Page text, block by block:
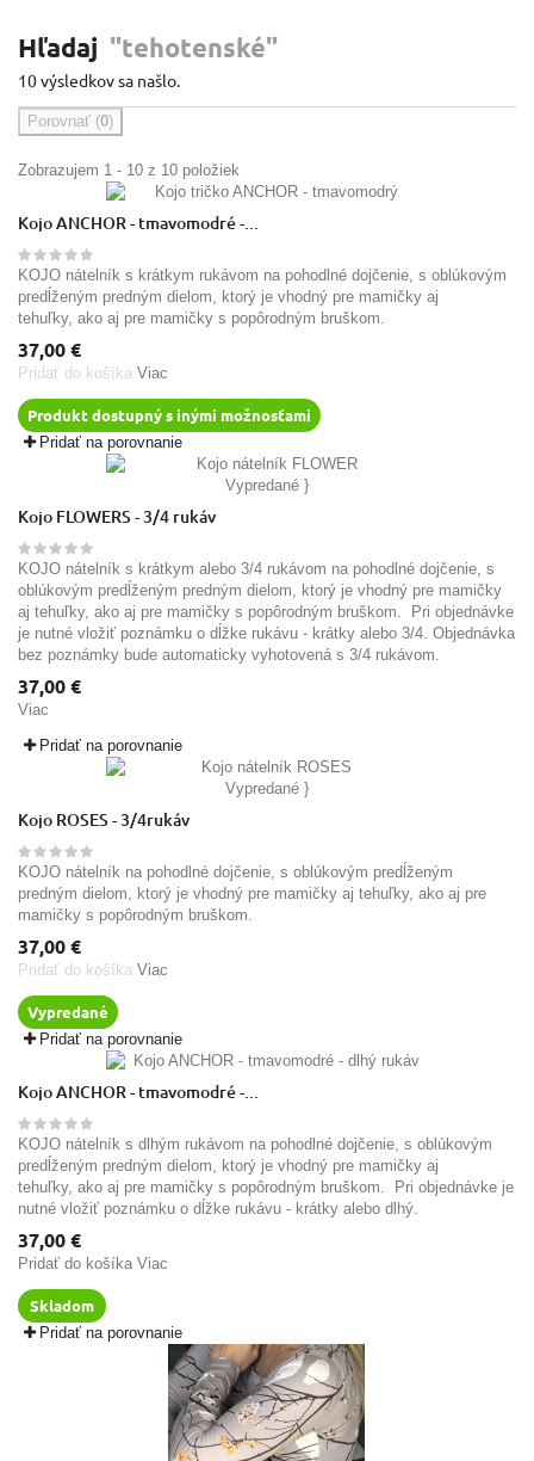
Hľadaj "tehotenské"
10 výsledkov sa našlo.
Porovnať (0)
Zobrazujem 1 - 10 z 10 položiek
Kojo ANCHOR - tmavomodré -...
KOJO nátelník s krátkym rukávom na pohodlné dojčenie, s oblúkovým
predĺženým predným dielom, ktorý je vhodný pre mamičky aj
tehuľky, ako aj pre mamičky s popôrodným bruškom.
37,00 €
Pridať do košíka Viac
Produkt dostupný s inými možnosťami
Pridať na porovnanie
Vypredané }
Kojo FLOWERS - 3/4 rukáv
KOJO nátelník s krátkym alebo 3/4 rukávom na pohodlné dojčenie, s
oblúkovým predĺženým predným dielom, ktorý je vhodný pre mamičky
aj tehuľky, ako aj pre mamičky s popôrodným bruškom. Pri objednávke
je nutné vložiť poznámku o dĺžke rukávu - krátky alebo 3/4. Objednávka
bez poznámky bude automaticky vyhotovená s 3/4 rukávom.
37,00 €
Viac
Pridať na porovnanie
Vypredané }
Kojo ROSES - 3/4rukáv
KOJO nátelník na pohodlné dojčenie, s oblúkovým predĺženým
predným dielom, ktorý je vhodný pre mamičky aj tehuľky, ako aj pre
mamičky s popôrodným bruškom.
37,00 €
Pridať do košíka Viac
Vypredané
Pridať na porovnanie
Kojo ANCHOR - tmavomodré -...
KOJO nátelník s dlhým rukávom na pohodlné dojčenie, s oblúkovým
predĺženým predným dielom, ktorý je vhodný pre mamičky aj
tehuľky, ako aj pre mamičky s popôrodným bruškom. Pri objednávke je
nutné vložiť poznámku o dĺžke rukávu - krátky alebo dlhý.
37,00 €
Pridať do košíka Viac
Skladom
Pridať na porovnanie